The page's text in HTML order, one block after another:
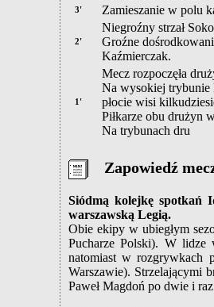
3' Zamieszanie w polu
2'
Niegroźny strzał
Groźne
Kaźmierczak.
1'
Mecz rozpoczęła
Na wysokiej trybunie
płocie wisi
Piłkarze obu drużyn
Na trybunach dru
Zapowiedź
Siódmą kolejkę spotkań
warszawską Legią.
Obie ekipy w ubiegłym
Pucharze Polski). W
natomiast w rozgrywkach
Warszawie). Strzelającymi
Paweł Magdoń po dwie i